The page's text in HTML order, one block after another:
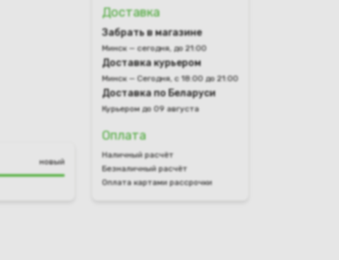
новый
Доставка
Забрать в магазине
Минск — сегодня, до 21:00
Доставка курьером
Минск — Сегодня, с 18:00 до 21:00
Доставка по Беларуси
Курьером до 09 августа
Оплата
Наличный расчёт
Безналичный расчёт
Оплата картами рассрочки